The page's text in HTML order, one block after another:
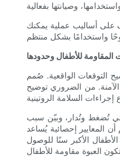
على أساليب عملية يمكنك
للأطفال وحدودها
التوقعات الواقعية. صُمم
الآمنة. من الضروري توضيح
تُضغط وتُدار، وبيّن سبب
المعايير إحصائية يُساعد
الأكبر سنًا للوصول